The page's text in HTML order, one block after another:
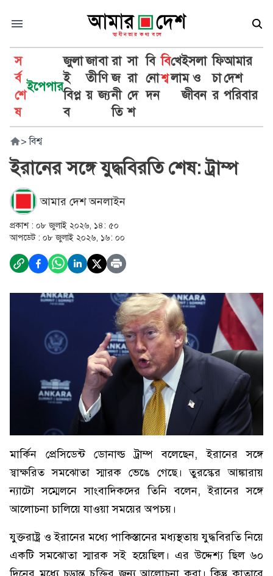
স
র্ব
শে
ষ
ইপেপার
জুলা
ই
বিপ্ল
ব
জা
তী
য়
বা
ণি
জ্য
রা
জ
নী
তি
সা
রা
দে
শ
বি
নো
দন
বি
শ্ব
খে
লা
ইসলা
ম ও
জীবন
ফি
চা
র
আমার
দেশ
পরিবার
> বিশ্ব
ইরানের সঙ্গে যুদ্ধবিরতি শেষ: ট্রাম্প
আমার দেশ অনলাইন
প্রকাশ : ০৮ জুলাই ২০২৬, ১৪: ৫০
আপডেট : ০৮ জুলাই ২০২৬, ১৬: ০০
মার্কিন প্রেসিডেন্ট ডোনাল্ড ট্রাম্প বলেছেন, ইরানের সঙ্গে
স্বাক্ষরিত সমঝোতা স্মারক ভেঙে গেছে। তুরস্কের আঙ্কারায়
ন্যাটো সম্মেলনে সাংবাদিকদের তিনি বলেন, ইরানের সঙ্গে
আলোচনা চালিয়ে যাওয়া সময়ের অপচয়।
যুক্তরাষ্ট্র ও ইরানের মধ্যে পাকিস্তানের মধ্যস্থতায় যুদ্ধবিরতি নিয়ে
একটি সমঝোতা স্মারক সই হয়েছিল। এর উদ্দেশ্য ছিল ৬০